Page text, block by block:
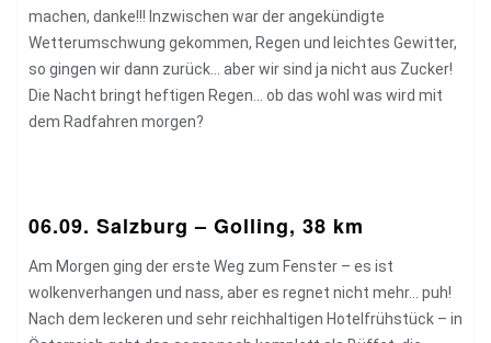
machen, danke!!! Inzwischen war der angekündigte
Wetterumschwung gekommen, Regen und leichtes Gewitter,
so gingen wir dann zurück… aber wir sind ja nicht aus Zucker!
Die Nacht bringt heftigen Regen… ob das wohl was wird mit
dem Radfahren morgen?
06.09. Salzburg – Golling, 38 km
Am Morgen ging der erste Weg zum Fenster – es ist
wolkenverhangen und nass, aber es regnet nicht mehr… puh!
Nach dem leckeren und sehr reichhaltigen Hotelfrühstück – in